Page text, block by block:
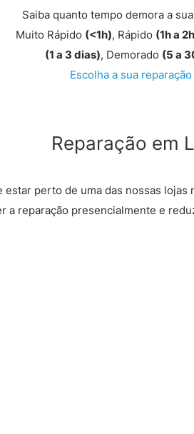
Saiba quanto tempo demora a
Muito Rápido (<1h), Rápido (1h a
(1 a 3 dias), Demorado (5 a
Escolha a sua reparação
Reparação em
estar perto de uma das nossas lojas
a reparação presencialmente e